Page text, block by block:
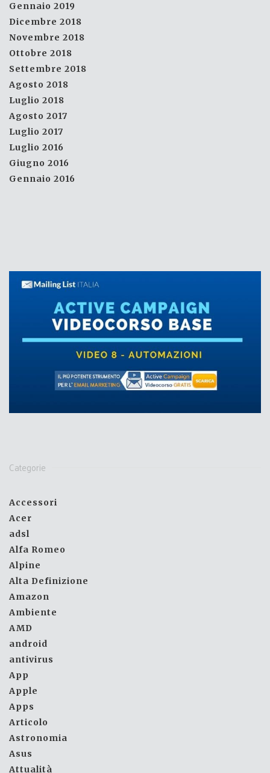
Gennaio 2019
Dicembre 2018
Novembre 2018
Ottobre 2018
Settembre 2018
Agosto 2018
Luglio 2018
Agosto 2017
Luglio 2017
Luglio 2016
Giugno 2016
Gennaio 2016
Categorie
Accessori
Acer
adsl
Alfa Romeo
Alpine
Alta Definizione
Amazon
Ambiente
AMD
android
antivirus
App
Apple
Apps
Articolo
Astronomia
Asus
Attualità